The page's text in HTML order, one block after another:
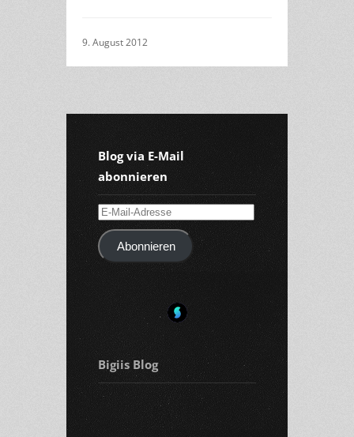
9. August 2012
Blog via E-Mail
abonnieren
E-
Mail-
AdresseAbonnieren
Bigiis Blog